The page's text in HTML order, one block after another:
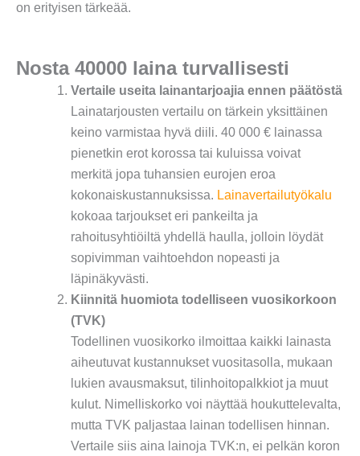
on erityisen tärkeää.
Nosta 40000 laina turvallisesti
Vertaile useita lainantarjoajia ennen päätöstä
Lainatarjousten vertailu on tärkein yksittäinen
keino varmistaa hyvä diili. 40 000 € lainassa
pienetkin erot korossa tai kuluissa voivat
merkitä jopa tuhansien eurojen eroa
kokonaiskustannuksissa. Lainavertailutyökalu
kokoaa tarjoukset eri pankeilta ja
rahoitusyhtiöiltä yhdellä haulla, jolloin löydät
sopivimman vaihtoehdon nopeasti ja
läpinäkyvästi.
Kiinnitä huomiota todelliseen vuosikorkoon
(TVK)
Todellinen vuosikorko ilmoittaa kaikki lainasta
aiheutuvat kustannukset vuositasolla, mukaan
lukien avausmaksut, tilinhoitopalkkiot ja muut
kulut. Nimelliskorko voi näyttää houkuttelevalta,
mutta TVK paljastaa lainan todellisen hinnan.
Vertaile siis aina lainoja TVK:n, ei pelkän koron